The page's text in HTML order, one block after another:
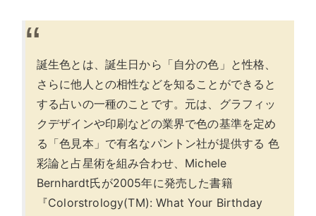
誕生色とは、誕生日から「自分の色」と性格、
さらに他人との相性などを知ることができると
する占いの一種のことです。元は、グラフィッ
クデザインや印刷などの業界で色の基準を定め
る「色見本」で有名なパントン社が提供する 色
彩論と占星術を組み合わせ、Michele
Bernhardt氏が2005年に発売した書籍
『Colorstrology(TM): What Your Birthday